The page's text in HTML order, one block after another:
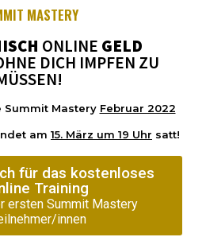
MASTERY
ONLINE GELD
DICH IMPFEN ZU
Mastery Februar 2022
am 15. März um 19 Uhr satt!
für das kostenloses
Training
ersten Summit Mastery
innen